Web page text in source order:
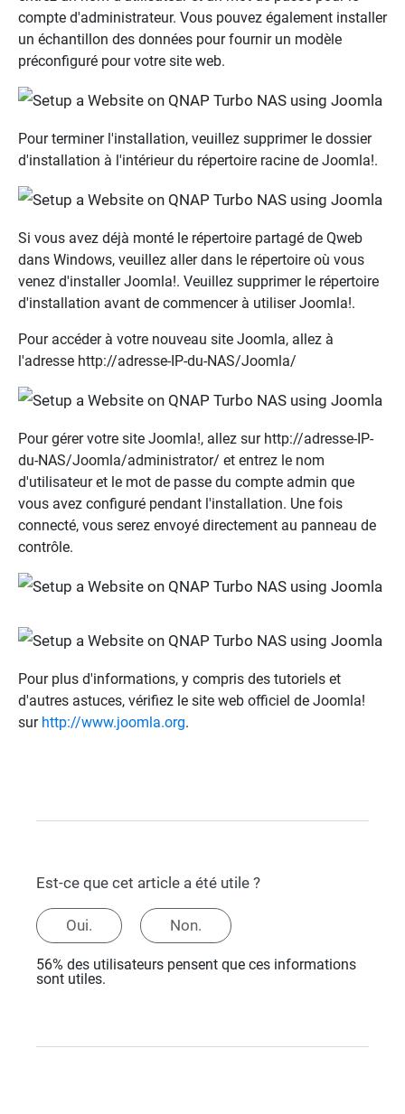
compte d'administrateur. Vous pouvez également installer
un échantillon des données pour fournir un modèle
préconfiguré pour votre site web.
Pour terminer l'installation, veuillez supprimer le dossier
d'installation à l'intérieur du répertoire racine de Joomla!.
Si vous avez déjà monté le répertoire partagé de Qweb
dans Windows, veuillez aller dans le répertoire où vous
venez d'installer Joomla!. Veuillez supprimer le répertoire
d'installation avant de commencer à utiliser Joomla!.
Pour accéder à votre nouveau site Joomla, allez à
l'adresse http://adresse-IP-du-NAS/Joomla/
Pour gérer votre site Joomla!, allez sur http://adresse-IP-
du-NAS/Joomla/administrator/ et entrez le nom
d'utilisateur et le mot de passe du compte admin que
vous avez configuré pendant l'installation. Une fois
connecté, vous serez envoyé directement au panneau de
contrôle.
Pour plus d'informations, y compris des tutoriels et
d'autres astuces, vérifiez le site web officiel de Joomla!
sur http://www.joomla.org.
Est-ce que cet article a été utile ?
Oui. Non.
56% des utilisateurs pensent que ces informations
sont utiles.